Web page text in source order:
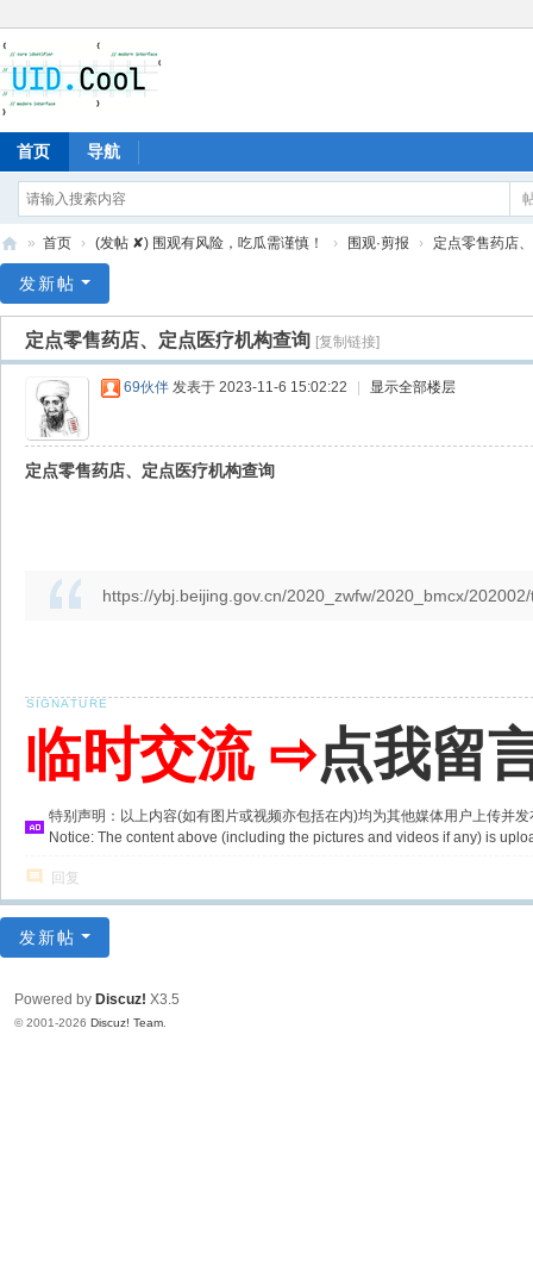
首页 导航
爱
» 首页 › (发帖 ✘) 围观有风险，吃瓜需谨慎！ › 围观·剪报 › 定点零售药店
发新帖
定点零售药店、定点医疗机构查询 [复制链接]
69伙伴 发表于 2023-11-6 15:02:22 显示全部楼层
定点零售药店、定点医疗机构查询
https://ybj.beijing.gov.cn/2020_zwfw/2020_bmcx/
临时交流 ⇨点我留
特别声明：以上内容(如有图片或视频亦包括在内)均为其他媒体用户上传并
Notice: The content above (including the pictures and videos if any) is
回复
发新帖
Powered by Discuz! X3.5
© 2001-2026 Discuz! Team